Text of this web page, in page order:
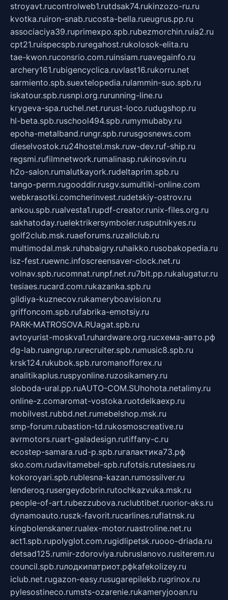
stroyavt.rucontrolweb1.rutdsak74.rukinzozo-ru.ru
kvotka.ruiron-snab.rucosta-bella.rueugrus.pp.ru
associaciya39.ruprimexpo.spb.rubezmorchin.ruia2.ru
cpt21.ruispecspb.ruregahost.rukolosok-elita.ru
tae-kwon.ruconsrio.com.ruinsiam.ruavegainfo.ru
archery161.rubigencyclica.ruvlast16.rukorru.net
sarmiento.spb.suextelopedia.rulammin-suo.spb.ru
iskatour.spb.rusnpi.org.rurunning-line.ru
krygeva-spa.ruchel.net.rurust-loco.rudugshop.ru
hl-beta.spb.ruschool494.spb.rumymubaby.ru
epoha-metalband.rungr.spb.rurusgosnews.com
dieselvostok.ru24hostel.msk.ruw-dev.ruf-ship.ru
regsmi.rufilmnetwork.rumalinasp.rukinosvin.ru
h2o-salon.rumalutkayork.rudeltaprim.spb.ru
tango-perm.rugooddir.rusgv.sumultiki-online.com
webkrasotki.comcherinvest.rudetskiy-ostrov.ru
ankou.spb.rualvesta1.rupdf-creator.runix-files.org.ru
sakhatoday.ruelektrikersymboler.rusputnikyes.ru
golf2club.msk.ruaeforums.ruzallclub.ru
multimodal.msk.ruhabaigry.ruhaikko.rusobakopedia.ru
isz-fest.ruewnc.infoscreensaver-clock.net.ru
volnav.spb.rucomnat.runpf.net.ru7bit.pp.rukalugatur.ru
tesiaes.rucard.com.rukazanka.spb.ru
gildiya-kuznecov.rukameryboavision.ru
griffoncom.spb.rufabrika-emotsiy.ru
PARK-MATROSOVA.RUagat.spb.ru
avtoyurist-moskva1.ruhardware.org.ruсхема-авто.рф
dg-lab.ruangrup.rurecruiter.spb.rumusic8.spb.ru
krsk124.rukubok.spb.ruromanofforex.ru
analitikaplus.ruspyonline.ruzosikamery.ru
sloboda-ural.pp.ruAUTO-COM.SUhohota.netalimy.ru
online-z.comaromat-vostoka.ruotdelkaexp.ru
mobilvest.rubbd.net.rumebelshop.msk.ru
smp-forum.rubastion-td.rukosmoscreative.ru
avrmotors.ruart-galadesign.rutiffany-c.ru
ecostep-samara.rud-p.spb.ruгалактика73.рф
sko.com.rudavitamebel-spb.rufotsis.rutesiaes.ru
kokoroyari.spb.rublesna-kazan.rumossilver.ru
lenderoq.rusergeydobrin.rutochkazvuka.msk.ru
people-of-art.rubezzubova.ruclubtibet.ruorior-aks.ru
dynamoauto.ruszk-favorit.rucarlines.ruflatnsk.ru
kingbolenskaner.rualex-motor.ruastroline.net.ru
act1.spb.rupolyglot.com.rugidlipetsk.ruooo-driada.ru
detsad125.rumir-zdoroviya.rubruslanovo.rusiterem.ru
council.spb.ruлодкипатриот.рфkafekolizey.ru
iclub.net.rugazon-easy.rusugarepilekb.rugrinox.ru
pylesostineco.rumsts-ozarenie.rukameryjooan.ru